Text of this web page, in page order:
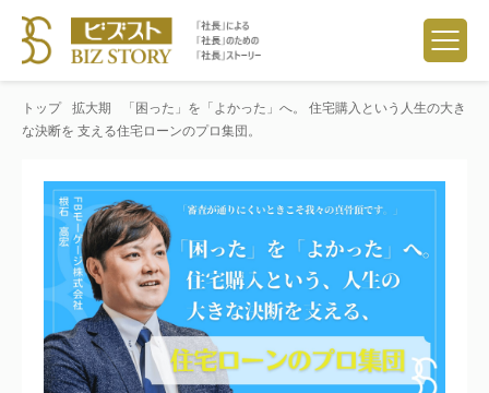
トップ 拡大期
「困った」を「よかった」へ。 住宅購入という人生の大き
な決断を 支える住宅ローンのプロ集団。